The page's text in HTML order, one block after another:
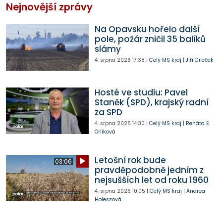
Nejnovější zprávy
Na Opavsku hořelo další
pole, požár zničil 35 balíků
slámy
4. srpna 2026 17:38 | Celý MS kraj | Jiří Cileček
Hosté ve studiu: Pavel
Staněk (SPD), krajský radní
za SPD
4. srpna 2026 14:30 | Celý MS kraj | Renáta E.
Orlíková
03:06
Letošní rok bude
pravděpodobně jedním z
nejsušších let od roku 1960
4. srpna 2026 10:05 | Celý MS kraj | Andrea
Holeszová